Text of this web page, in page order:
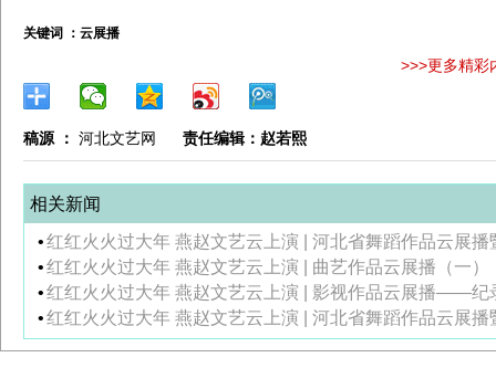
关键词 ： 云展播
>>>更多精彩
稿源 ： 河北文艺网 责任编辑：赵若熙
相关新闻
•红红火火过大年 燕赵文艺云上演 | 河北省舞蹈作品云展
•红红火火过大年 燕赵文艺云上演 | 曲艺作品云展播（一）
•红红火火过大年 燕赵文艺云上演 | 影视作品云展播——纪
•红红火火过大年 燕赵文艺云上演 | 河北省舞蹈作品云展